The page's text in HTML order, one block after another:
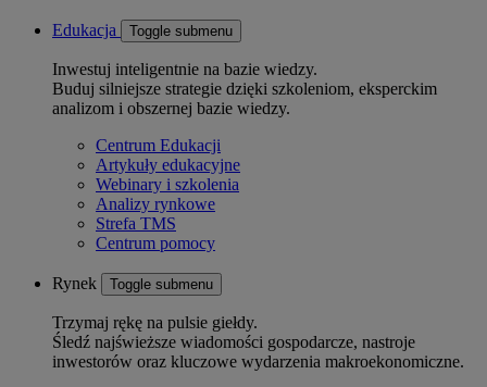
Edukacja Toggle submenu
Inwestuj inteligentnie na bazie wiedzy.
Buduj silniejsze strategie dzięki szkoleniom, eksperckim
analizom i obszernej bazie wiedzy.
Centrum Edukacji
Artykuły edukacyjne
Webinary i szkolenia
Analizy rynkowe
Strefa TMS
Centrum pomocy
Rynek Toggle submenu
Trzymaj rękę na pulsie giełdy.
Śledź najświeższe wiadomości gospodarcze, nastroje
inwestorów oraz kluczowe wydarzenia makroekonomiczne.